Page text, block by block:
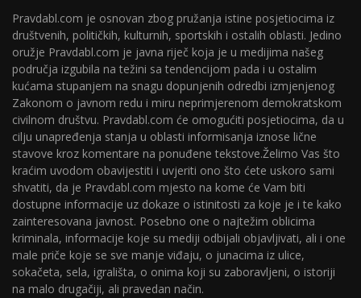
Pravdabl.com je osnovan zbog pružanja istine posjetiocima iz
društvenih, političkih, kulturnih, sportskih i ostalih oblasti. Jedino
oružje Pravdabl.com je javna riječ koja je u medijima našeg
područja izgubila na težini sa tendencijom pada i u ostalim
kućama stupanjem na snagu dopunjenih odredbi izmjenjenog
Zakonom o javnom redu i miru neprimjerenom demokratskom
civilnom društvu. Pravdabl.com će omogućiti posjetiocima, da u
cilju unapređenja stanja u oblasti informisanja iznose lične
stavove kroz komentare na ponuđene tekstove.Želimo Vas što
kraćim uvodom obavijestiti i uvjeriti ono što ćete uskoro sami
shvatiti, da je Pravdabl.com mjesto na kome će Vam biti
dostupne informacije uz dokaze o istinitosti za koje je i te kako
zainteresovana javnost. Posebno one o najtežim oblicima
kriminala, informacije koje su mediji odbijali objavljivati, ali i one
male priče koje se sve manje viđaju, o junacima iz ulice,
sokačeta, sela, igrališta, o onima koji su zaboravljeni, o istoriji
na malo drugačiji, ali pravedan način.